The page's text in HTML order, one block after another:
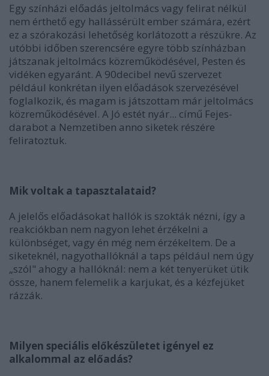
Egy színházi előadás jeltolmács vagy felirat nélkül
nem érthető egy hallássérült ember számára, ezért
ez a szórakozási lehetőség korlátozott a részükre. Az
utóbbi időben szerencsére egyre több színházban
játszanak jeltolmács közreműködésével, Pesten és
vidéken egyaránt. A 90decibel nevű szervezet
például konkrétan ilyen előadások szervezésével
foglalkozik, és magam is játszottam már jeltolmács
közreműködésével. A Jó estét nyár... című Fejes-
darabot a Nemzetiben anno siketek részére
feliratoztuk.
Mik voltak a tapasztalataid?
A jelelős előadásokat hallók is szokták nézni, így a
reakciókban nem nagyon lehet érzékelni a
különbséget, vagy én még nem érzékeltem. De a
siketeknél, nagyothallóknál a taps például nem úgy
„szól" ahogy a hallóknál: nem a két tenyerüket ütik
össze, hanem felemelik a karjukat, és a kézfejüket
rázzák.
Milyen speciális előkészületet igényel ez
alkalommal az előadás?